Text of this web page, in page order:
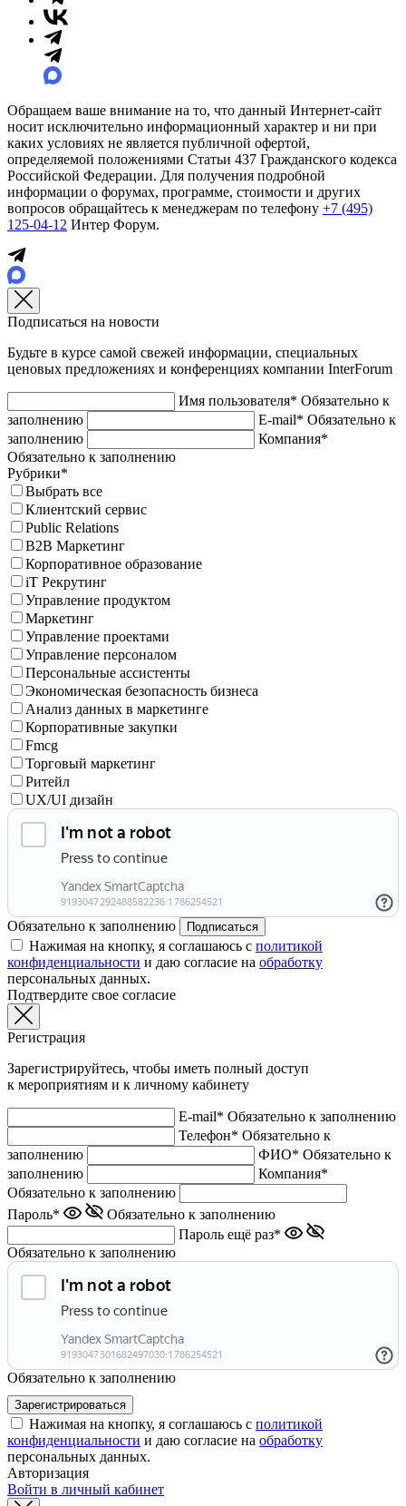
Обращаем ваше внимание на то, что данный Интернет-сайт
носит исключительно информационный характер и ни при
каких условиях не является публичной офертой,
определяемой положениями Статьи 437 Гражданского кодекса
Российской Федерации. Для получения подробной
информации о форумах, программе, стоимости и других
вопросов обращайтесь к менеджерам по телефону +7 (495)
125-04-12 Интер Форум.
Подписаться на новости
Будьте в курсе самой свежей информации, специальных
ценовых предложениях и конференциях компании InterForum
Имя пользователя* Обязательно к
заполнению
E-mail* Обязательно к
заполнению
Компания*
Обязательно к заполнению
Рубрики*
Выбрать все
Клиентский сервис
Public Relations
B2B Маркетинг
Корпоративное образование
iT Рекрутинг
Управление продуктом
Маркетинг
Управление проектами
Управление персоналом
Персональные ассистенты
Экономическая безопасность бизнеса
Анализ данных в маркетинге
Корпоративные закупки
Fmcg
Торговый маркетинг
Ритейл
UX/UI дизайн
Обязательно к заполнению Подписаться
Нажимая на кнопку, я соглашаюсь с политикой
конфиденциальности и даю согласие на обработку
персональных данных.
Подтвердите свое согласие
Регистрация
Зарегистрируйтесь, чтобы иметь полный доступ
к мероприятиям и к личному кабинету
E-mail* Обязательно к заполнению
Телефон* Обязательно к
заполнению
ФИО* Обязательно к
заполнению
Компания*
Обязательно к заполнению
Пароль*
Обязательно к заполнению
Пароль ещё раз*
Обязательно к заполнению
Обязательно к заполнению
Нажимая на кнопку, я соглашаюсь с политикой
конфиденциальности и даю согласие на обработку
персональных данных.
Авторизация
Войти в личный кабинет